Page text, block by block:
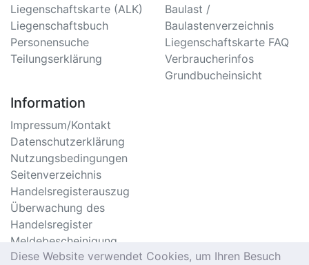
Liegenschaftskarte (ALK)
Liegenschaftsbuch
Personensuche
Teilungserklärung
Baulast /
Baulastenverzeichnis
Liegenschaftskarte FAQ
Verbraucherinfos
Grundbucheinsicht
Information
Impressum/Kontakt
Datenschutzerklärung
Nutzungsbedingungen
Seitenverzeichnis
Handelsregisterauszug
Überwachung des
Handelsregister
Meldebescheinigung
Online
Diese Website verwendet Cookies, um Ihren Besuch